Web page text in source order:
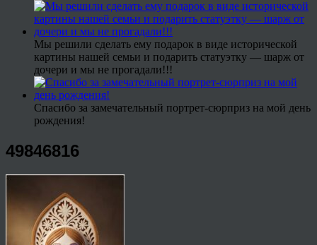
Мы решили сделать ему подарок в виде исторической
картины нашей семьи и подарить статуэтку — шарж от
дочери и мы не прогадали!!!
Спасибо за замечательный портрет-сюрприз на мой день
рождения!
49846816